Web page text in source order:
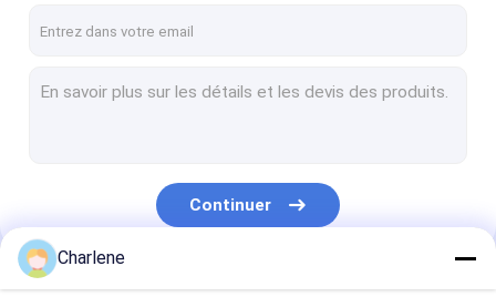
Émetteur visuel de COFDM
Continuer
Nos Catégories
Charlene